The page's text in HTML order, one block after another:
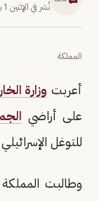
نُشر في الإثنين 1 يونيو 2026
المملكة
أعربت وزارة
على أراضي
للتوغل
وطالبت المملكة